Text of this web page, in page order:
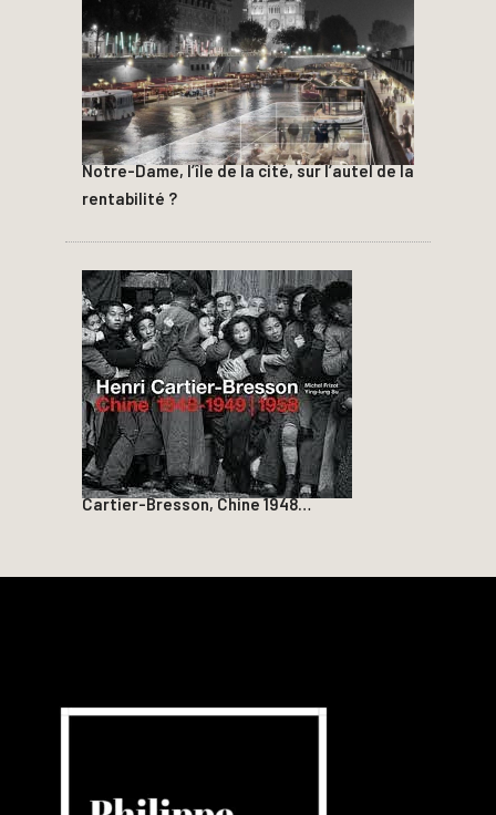
Notre-Dame, l’île de la cité, sur l’autel de la
rentabilité ?
Cartier-Bresson, Chine 1948…